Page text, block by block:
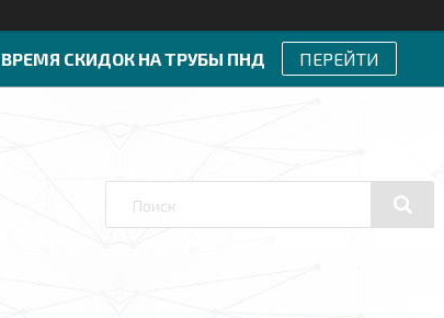
ВРЕМЯ СКИДОК НА ТРУБЫ ПНД ПЕРЕЙТИ